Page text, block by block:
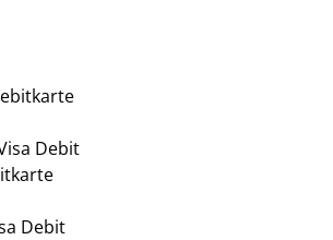
Debit
Debit